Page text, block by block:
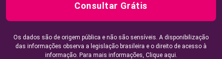
Consultar Grátis
Os dados são de origem pública e não são sensíveis. A disponibilização
das informações observa a legislação brasileira e o direito de acesso à
informação. Para mais informações, Clique aqui.